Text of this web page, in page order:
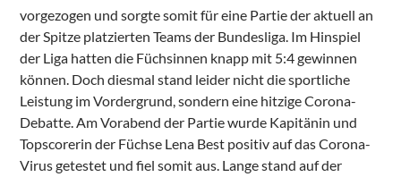
vorgezogen und sorgte somit für eine Partie der aktuell an
der Spitze platzierten Teams der Bundesliga. Im Hinspiel
der Liga hatten die Füchsinnen knapp mit 5:4 gewinnen
können. Doch diesmal stand leider nicht die sportliche
Leistung im Vordergrund, sondern eine hitzige Corona-
Debatte. Am Vorabend der Partie wurde Kapitänin und
Topscorerin der Füchse Lena Best positiv auf das Corona-
Virus getestet und fiel somit aus. Lange stand auf der